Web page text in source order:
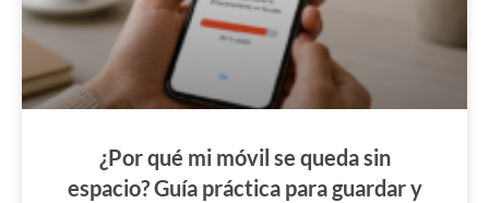
¿Por qué mi móvil se queda sin
espacio? Guía práctica para guardar y